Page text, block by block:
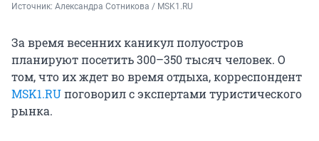
Источник: Александра Сотникова / MSK1.RU
За время весенних каникул полуостров
планируют посетить 300–350 тысяч человек. О
том, что их ждет во время отдыха, корреспондент
MSK1.RUпоговорил с экспертами туристического
рынка.